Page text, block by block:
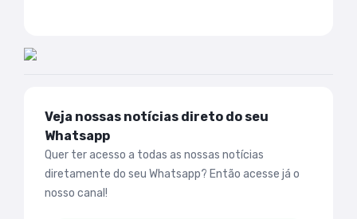
Veja nossas notícias direto do seu
Whatsapp
Quer ter acesso a todas as nossas notícias
diretamente do seu Whatsapp? Então acesse já o
nosso canal!